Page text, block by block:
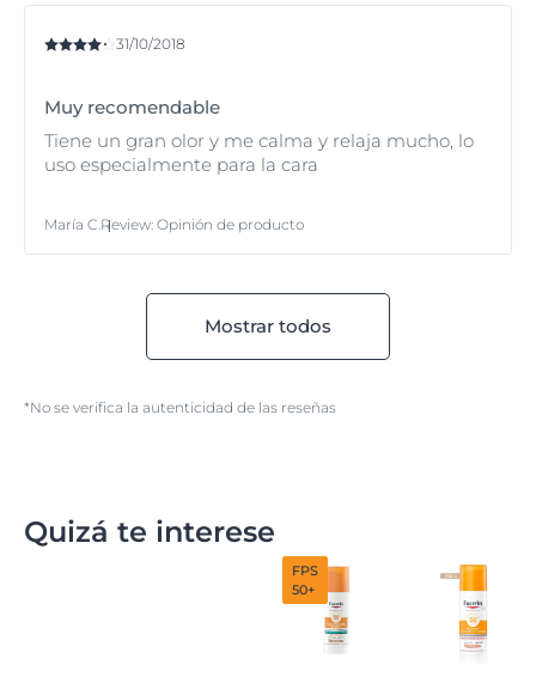
reaccionar su piel ante el sol, o qué nivel de protección
31/10/2018
Muy recomendable
Tiene un gran olor y me calma y relaja mucho, lo
uso especialmente para la cara
María C. Review: Opinión de producto
Mostrar todos
*No se verifica la autenticidad de las reseñas
Quizá te interese
FPS
50+